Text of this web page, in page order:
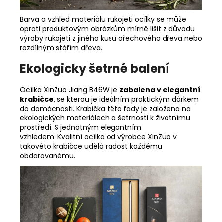
Barva a vzhled materiálu rukojeti ocílky se může
oproti produktovým obrázkům mírně lišit z důvodu
výroby rukojeti z jiného kusu ořechového dřeva nebo
rozdílným stářím dřeva.
Ekologicky šetrné balení
Ocílka XinZuo Jiang B46W je zabalena v elegantní
krabičce, se kterou je ideálním praktickým dárkem
do domácnosti. Krabička této řady je založena na
ekologických materiálech a šetrnosti k životnímu
prostředí. S jednotným elegantním
vzhledem. Kvalitní ocílka od výrobce XinZuo v
takovéto krabičce udělá radost každému
obdarovanému.